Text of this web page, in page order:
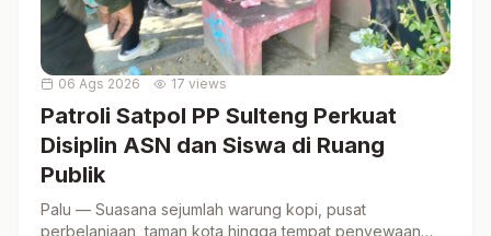
06 Ags 2026 17 views
Patroli Satpol PP Sulteng Perkuat
Disiplin ASN dan Siswa di Ruang
Publik
Palu — Suasana sejumlah warung kopi, pusat
perbelanjaan, taman kota hingga tempat penyewaan